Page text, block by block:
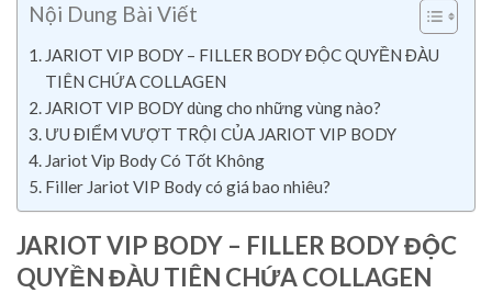
Nội Dung Bài Viết
JARIOT VIP BODY – FILLER BODY ĐỘC QUYỀN ĐÀU
TIÊN CHỨA COLLAGEN
JARIOT VIP BODY dùng cho những vùng nào?
ƯU ĐIỂM VƯỢT TRỘI CỦA JARIOT VIP BODY
Jariot Vip Body Có Tốt Không
Filler Jariot VIP Body có giá bao nhiêu?
JARIOT VIP BODY – FILLER BODY ĐỘC
QUYỀN ĐÀU TIÊN CHỨA COLLAGEN